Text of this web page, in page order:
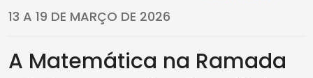
13 A 19 DE MARÇO DE 2026
A Matemática na Ramada